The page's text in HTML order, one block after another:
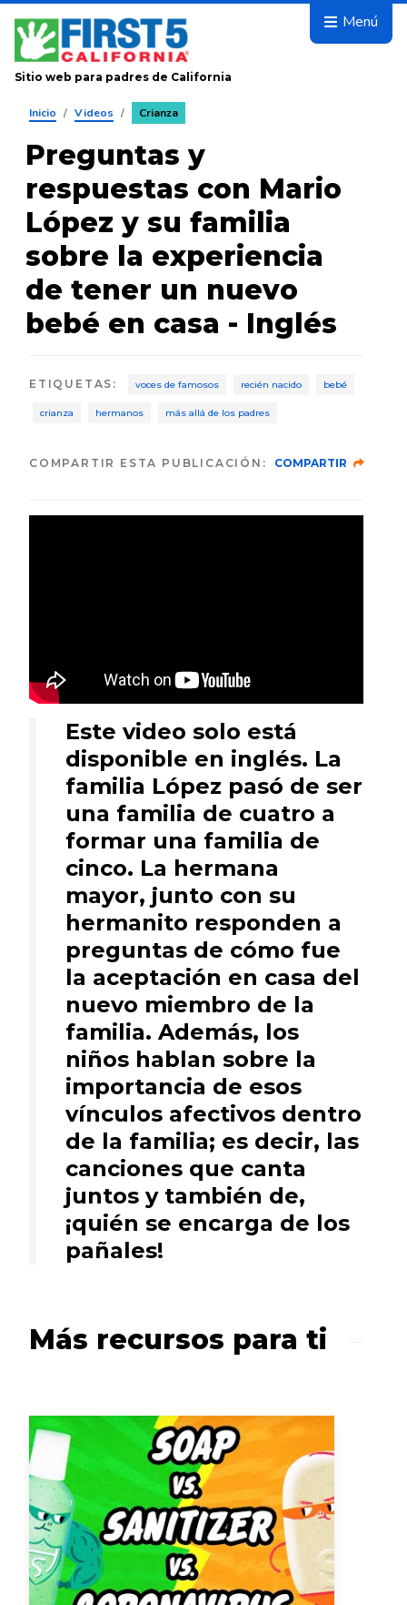
Avanza
Menú
Sitio web para padres de California
Inicio / Videos / Crianza
Preguntas y
respuestas con Mario
López y su familia
sobre la experiencia
de tener un nuevo
bebé en casa - Inglés
ETIQUETAS : voces de famosos recién nacido bebé
crianza hermanos más allá de los padres
COMPARTIR ESTA PUBLICACIÓN: COMPARTIR
Este video solo está
disponible en inglés. La
familia López pasó de ser
una familia de cuatro a
formar una familia de
cinco. La hermana
mayor, junto con su
hermanito responden a
preguntas de cómo fue
la aceptación en casa del
nuevo miembro de la
familia. Además, los
niños hablan sobre la
importancia de esos
vínculos afectivos dentro
de la familia; es decir, las
canciones que canta
juntos y también de,
¡quién se encarga de los
pañales!
Más recursos para ti